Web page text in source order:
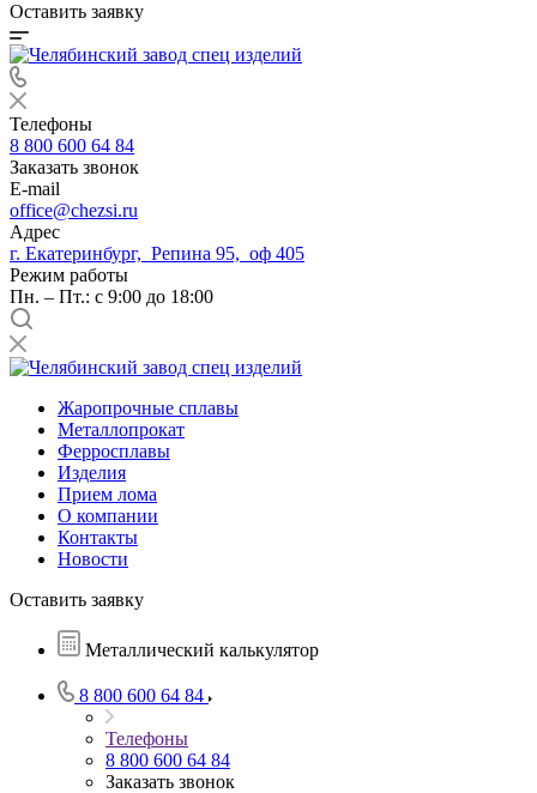
Оставить заявку
Телефоны
8 800 600 64 84
Заказать звонок
E-mail
office@chezsi.ru
Адрес
г. Екатеринбург, Репина 95, оф 405
Режим работы
Пн. – Пт.: с 9:00 до 18:00
Жаропрочные сплавы
Металлопрокат
Ферросплавы
Изделия
Прием лома
О компании
Контакты
Новости
Оставить заявку
Металлический калькулятор
8 800 600 64 84
Телефоны
8 800 600 64 84
Заказать звонок